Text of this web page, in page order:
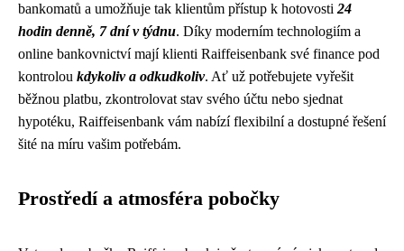
bankomatů a umožňuje tak klientům přístup k hotovosti 24
hodin denně, 7 dní v týdnu. Díky moderním technologiím a
online bankovnictví mají klienti Raiffeisenbank své finance pod
kontrolou kdykoliv a odkudkoliv. Ať už potřebujete vyřešit
běžnou platbu, zkontrolovat stav svého účtu nebo sjednat
hypotéku, Raiffeisenbank vám nabízí flexibilní a dostupné řešení
šité na míru vašim potřebám.
Prostředí a atmosféra pobočky